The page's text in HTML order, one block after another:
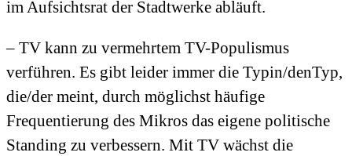
im Aufsichtsrat der Stadtwerke abläuft.
– TV kann zu vermehrtem TV-Populismus
verführen. Es gibt leider immer die Typin/denTyp,
die/der meint, durch möglichst häufige
Frequentierung des Mikros das eigene politische
Standing zu verbessern. Mit TV wächst die